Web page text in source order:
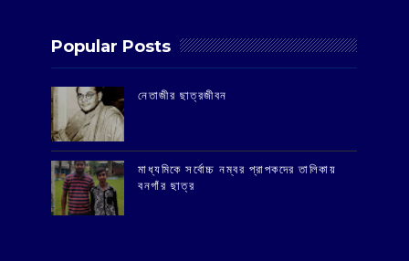
Popular Posts
‌নেতাজীর ছাত্রজীবন
মাধ্যমিকে সর্বোচ্চ নম্বর প্রাপকদের তালিকায়
বনগাঁর ছাত্র